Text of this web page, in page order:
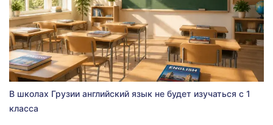
В школах Грузии английский язык не будет изучаться с 1
класса